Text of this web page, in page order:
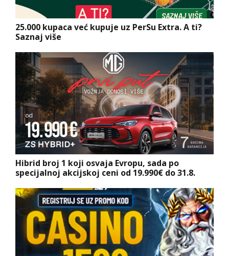
25.000 kupaca već kupuje uz PerSu Extra. A ti?
Saznaj više
Hibrid broj 1 koji osvaja Evropu, sada po
specijalnoj akcijskoj ceni od 19.990€ do 31.8.